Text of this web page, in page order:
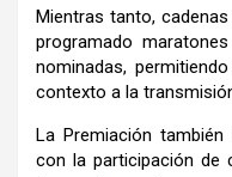
Mientras tanto,
programado
nominadas,
contexto a la
La Premiación
con la participación de